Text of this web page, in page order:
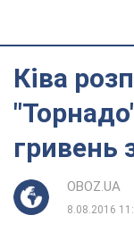
Ківа
гривень
OBOZ.UA
8.08.2016